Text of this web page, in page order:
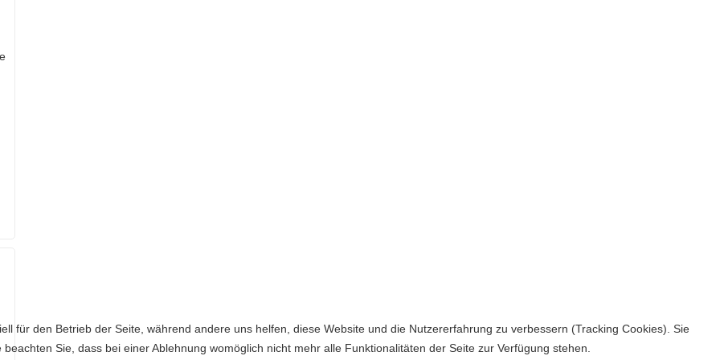
für den Betrieb der Seite, während andere uns helfen, diese Website und die Nutzererfahrung zu verbessern (Tracking Cookies). Sie
Sie, dass bei einer Ablehnung womöglich nicht mehr alle Funktionalitäten der Seite zur Verfügung stehen.